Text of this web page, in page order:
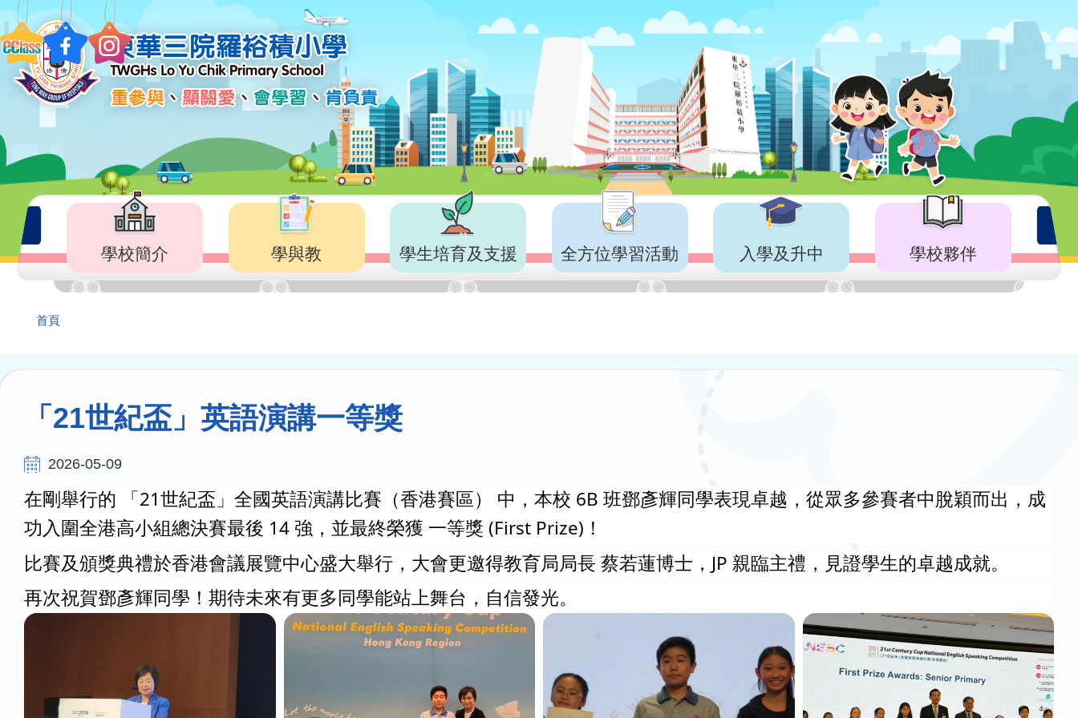
移至主內容
Main
navigation
學校簡介 學與教 學生培育及支援 全方位學習活動 入學及升中 學校夥伴
導
航
連
首頁
「21世紀盃」英語演講一等獎
2026-05-09
在剛舉行的 「21世紀盃」全國英語演講比賽（香港賽區） 中，本校 6B 班鄧彥輝同學表現卓越，從眾多參賽者中脫穎而出，成
功入圍全港高小組總決賽最後 14 強，並最終榮獲 一等獎 (First Prize)！
比賽及頒獎典禮於香港會議展覽中心盛大舉行，大會更邀得教育局局長 蔡若蓮博士，JP 親臨主禮，見證學生的卓越成就。
再次祝賀鄧彥輝同學！期待未來有更多同學能站上舞台，自信發光。